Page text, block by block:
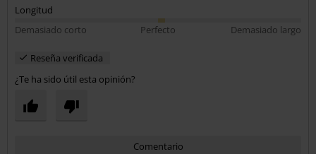
Longitud
Demasiado corto
Perfecto Demasiado largo
Reseña verificada
¿Te ha sido útil esta opinión?
Comentario